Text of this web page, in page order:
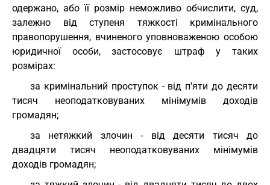
одержано, або її розмір неможливо обчислити, суд,
залежно від ступеня тяжкості кримінального
правопорушення, вчиненого уповноваженою особою
юридичної особи, застосовує штраф у таких
розмірах:
за кримінальний проступок - від п'яти до десяти
тисяч неоподатковуваних мінімумів доходів
громадян;
за нетяжкий злочин - від десяти тисяч до
двадцяти тисяч неоподатковуваних мінімумів
доходів громадян;